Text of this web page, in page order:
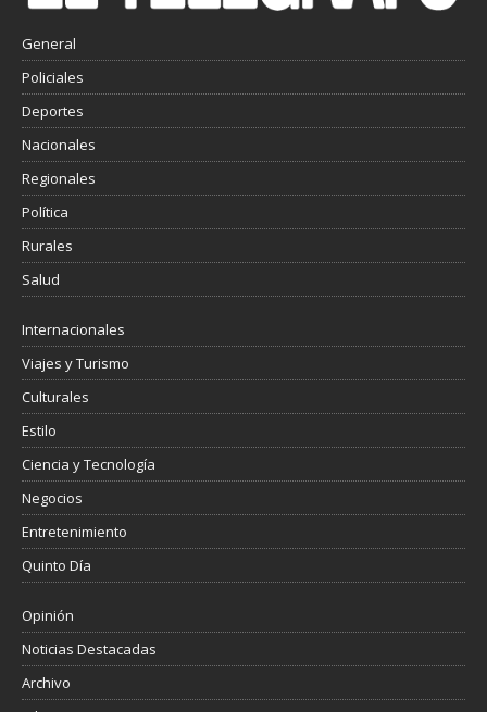
General
Policiales
Deportes
Nacionales
Regionales
Política
Rurales
Salud
Internacionales
Viajes y Turismo
Culturales
Estilo
Ciencia y Tecnología
Negocios
Entretenimiento
Quinto Día
Opinión
Noticias Destacadas
Archivo